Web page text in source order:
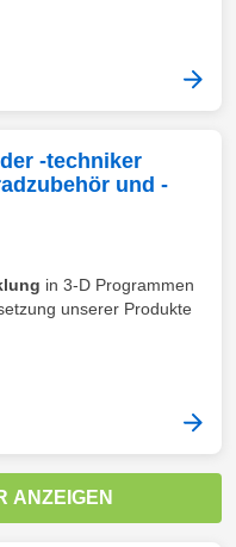
-techniker
und -
in 3-D Programmen
unserer Produkte
ANZEIGEN